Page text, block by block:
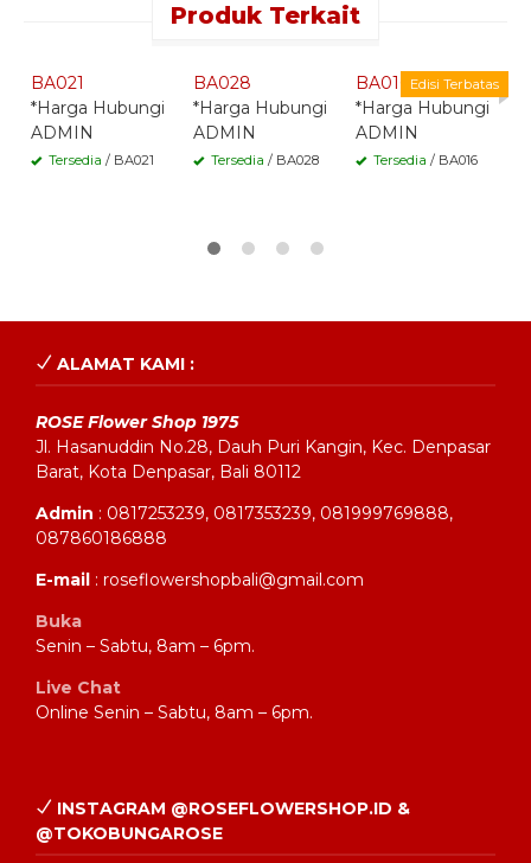
Produk Terkait
BA021
*Harga Hubungi
ADMIN
Tersedia / BA021
Quick Order -
BA028
*Harga Hubungi
ADMIN
Tersedia / BA028
Edisi Terbatas
BA016
*Harga Hubungi
ADMIN
Tersedia / BA016
ALAMAT KAMI :
ROSE Flower Shop 1975
Jl. Hasanuddin No.28, Dauh Puri Kangin, Kec. Denpasar
Barat, Kota Denpasar, Bali 80112
Admin : 0817253239, 0817353239, 081999769888,
087860186888
E-mail : roseflowershopbali@gmail.com
Buka
Senin – Sabtu, 8am – 6pm.
Live Chat
Online Senin – Sabtu, 8am – 6pm.
INSTAGRAM @ROSEFLOWERSHOP.ID &
@TOKOBUNGAROSE